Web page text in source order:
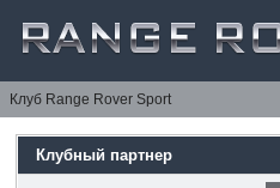
Клуб Range Rover Sport
Клубный партнер